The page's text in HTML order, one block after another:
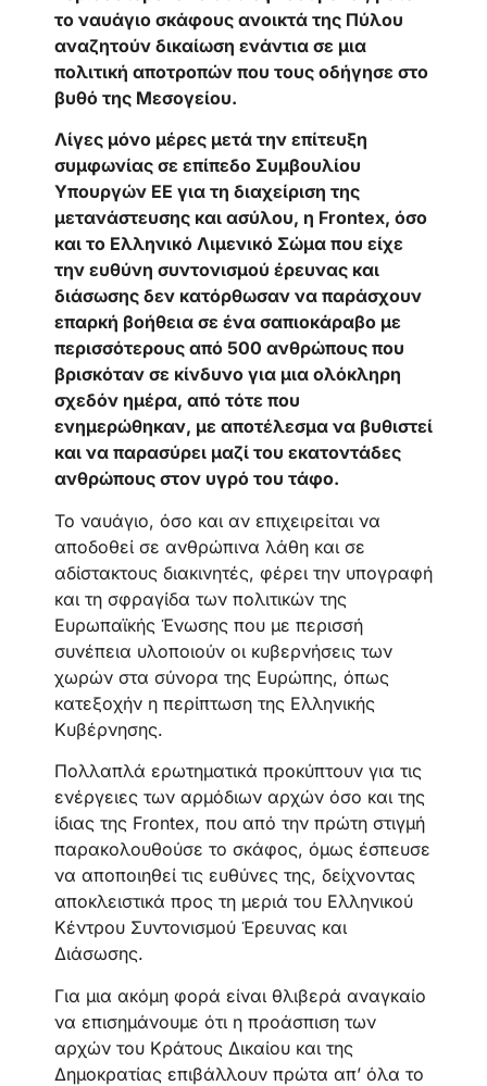
το ναυάγιο σκάφους ανοικτά της Πύλου
αναζητούν δικαίωση ενάντια σε μια
πολιτική αποτροπών που τους οδήγησε στο
βυθό της Μεσογείου.
Λίγες μόνο μέρες μετά την επίτευξη
συμφωνίας σε επίπεδο Συμβουλίου
Υπουργών ΕΕ για τη διαχείριση της
μετανάστευσης και ασύλου, η Frontex, όσο
και το Ελληνικό Λιμενικό Σώμα που είχε
την ευθύνη συντονισμού έρευνας και
διάσωσης δεν κατόρθωσαν να παράσχουν
επαρκή βοήθεια σε ένα σαπιοκάραβο με
περισσότερους από 500 ανθρώπους που
βρισκόταν σε κίνδυνο για μια ολόκληρη
σχεδόν ημέρα, από τότε που
ενημερώθηκαν, με αποτέλεσμα να βυθιστεί
και να παρασύρει μαζί του εκατοντάδες
ανθρώπους στον υγρό του τάφο.
Το ναυάγιο, όσο και αν επιχειρείται να
αποδοθεί σε ανθρώπινα λάθη και σε
αδίστακτους διακινητές, φέρει την υπογραφή
και τη σφραγίδα των πολιτικών της
Ευρωπαϊκής Ένωσης που με περισσή
συνέπεια υλοποιούν οι κυβερνήσεις των
χωρών στα σύνορα της Ευρώπης, όπως
κατεξοχήν η περίπτωση της Ελληνικής
Κυβέρνησης.
Πολλαπλά ερωτηματικά προκύπτουν για τις
ενέργειες των αρμόδιων αρχών όσο και της
ίδιας της Frontex, που από την πρώτη στιγμή
παρακολουθούσε το σκάφος, όμως έσπευσε
να αποποιηθεί τις ευθύνες της, δείχνοντας
αποκλειστικά προς τη μεριά του Ελληνικού
Κέντρου Συντονισμού Έρευνας και
Διάσωσης.
Για μια ακόμη φορά είναι θλιβερά αναγκαίο
να επισημάνουμε ότι η προάσπιση των
αρχών του Κράτους Δικαίου και της
Δημοκρατίας επιβάλλουν πρώτα απ’ όλα το